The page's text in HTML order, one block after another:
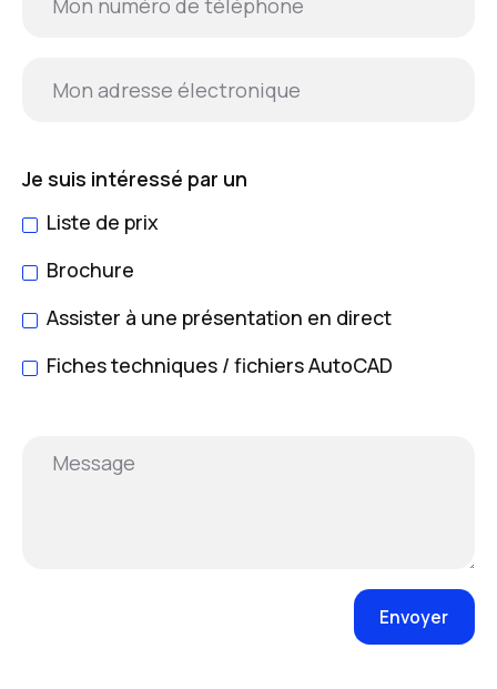
Je suis intéressé par un
Liste de prix
Brochure
Assister à une présentation en direct
Fiches techniques / fichiers AutoCAD